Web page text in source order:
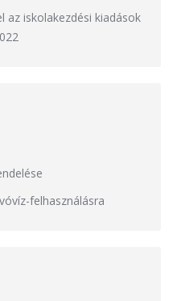
az iskolakezdési kiadások
felhasználásra